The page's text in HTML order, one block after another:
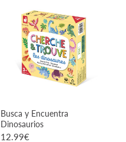
Busca y Encuentra
Dinosaurios
12.99€